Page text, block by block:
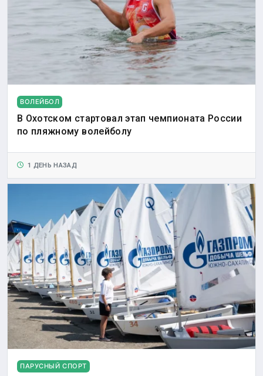
ВОЛЕЙБОЛ
В Охотском стартовал этап чемпионата России
по пляжному волейболу
1 ДЕНЬ НАЗАД
ПАРУСНЫЙ СПОРТ